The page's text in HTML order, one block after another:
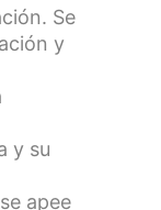
Se
y
y su
apee